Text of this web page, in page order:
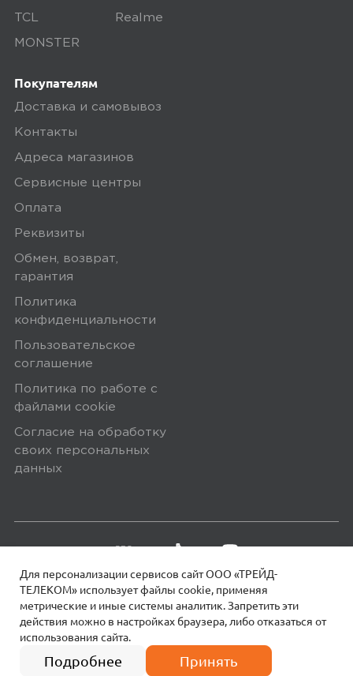
Для персонализации сервисов сайт ООО «ТРЕЙД-
ТЕЛЕКОМ» использует файлы сookie, применяя
метрические и иные системы аналитик. Запретить эти
действия можно в настройках браузера, либо отказаться от
использования сайта.
Подробнее Принять
17 990 ₽
4 платежа по
TCL Realme
MONSTER
Покупателям
Доставка и самовывоз
Контакты
Адреса магазинов
Сервисные центры
Оплата
Реквизиты
Обмен, возврат,
гарантия
Политика
конфиденциальности
Пользовательское
соглашение
Политика по работе с
файлами сookie
Согласие на обработку
своих персональных
данных
© 2026 МОТИВ. Все права защищены!